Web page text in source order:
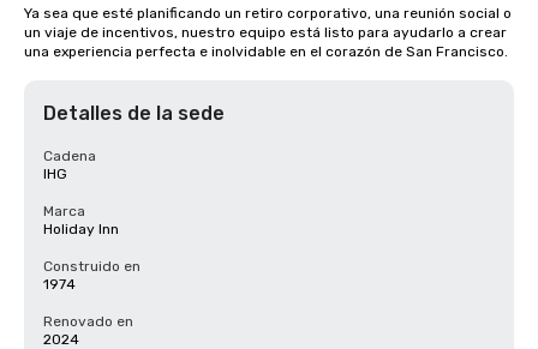
Ya sea que esté planificando un retiro corporativo, una reunión social o
un viaje de incentivos, nuestro equipo está listo para ayudarlo a crear
una experiencia perfecta e inolvidable en el corazón de San Francisco.
Detalles de la sede
Cadena
IHG
Marca
Holiday Inn
Construido en
1974
Renovado en
2024